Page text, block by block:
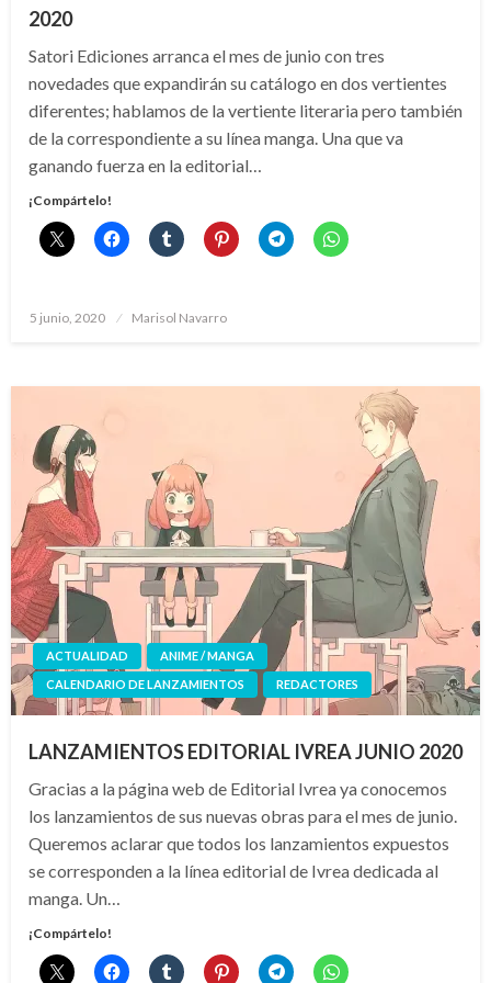
2020
Satori Ediciones arranca el mes de junio con tres
novedades que expandirán su catálogo en dos vertientes
diferentes; hablamos de la vertiente literaria pero también
de la correspondiente a su línea manga. Una que va
ganando fuerza en la editorial…
¡Compártelo!
Publicado
5 junio, 2020 Marisol Navarro
ACTUALIDAD
ANIME / MANGA
CALENDARIO DE LANZAMIENTOS
REDACTORES
LANZAMIENTOS EDITORIAL IVREA JUNIO 2020
Gracias a la página web de Editorial Ivrea ya conocemos
los lanzamientos de sus nuevas obras para el mes de junio.
Queremos aclarar que todos los lanzamientos expuestos
se corresponden a la línea editorial de Ivrea dedicada al
manga. Un…
¡Compártelo!